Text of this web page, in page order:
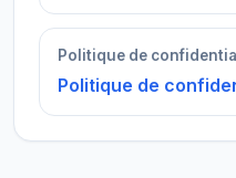
Politique de
Politique de